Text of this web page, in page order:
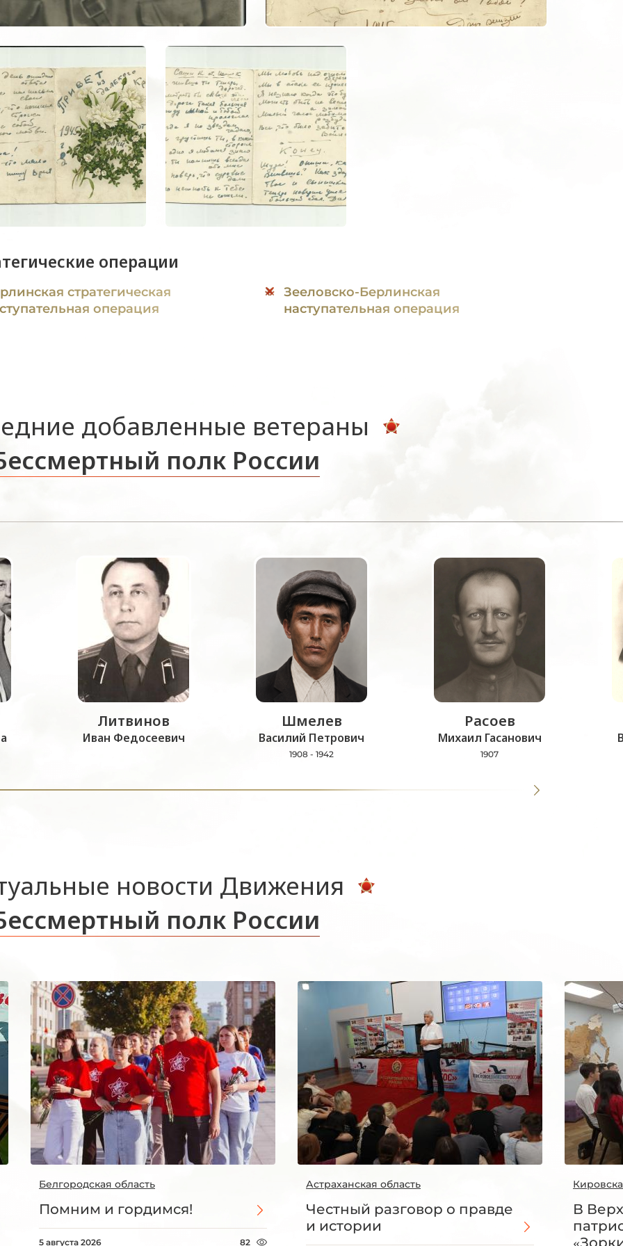
операции
стратегическая
операция
Зееловско-Берлинская
наступательная операция
добавленные ветераны
полк России
Литвинов
Иван Федосеевич
Шмелев
Василий Петрович
1908 - 1942
Расоев
Михаил Гасанович
1907
новости Движения
полк России
Белгородская область
Помним и гордимся!
5 августа 2026 82
Астраханская область
Честный разговор о правде
и истории
В